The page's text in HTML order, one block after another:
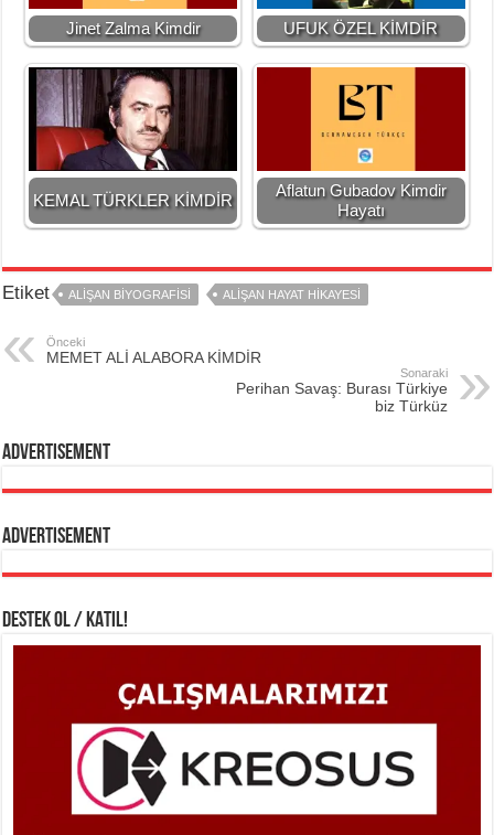
Jinet Zalma Kimdir UFUK ÖZEL KİMDİR
KEMAL TÜRKLER KİMDİR
Aflatun Gubadov Kimdir
Hayatı
Etiket ALİŞAN BİYOGRAFİSİ ALİŞAN HAYAT HİKAYESİ
Önceki
MEMET ALİ ALABORA KİMDİR
Sonaraki
Perihan Savaş: Burası Türkiye
biz Türküz
Advertisement
Advertisement
DESTEK OL / KATIL!